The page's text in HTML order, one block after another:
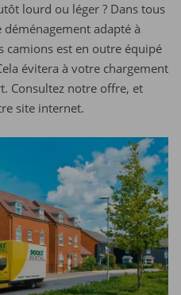
lourd ou léger ? Dans tous
adapté à
camions est en outre équipé
évitera à votre chargement
Consultez notre offre, et
site internet.